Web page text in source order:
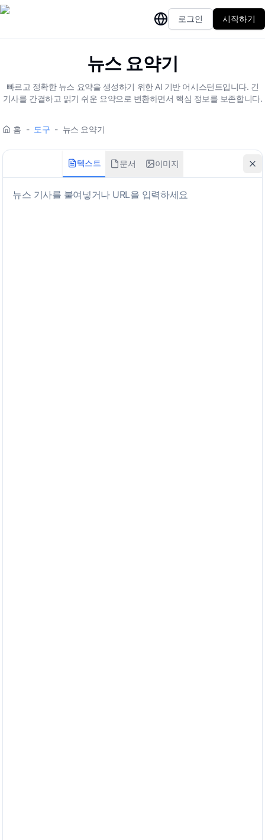
로그인 시작하기
뉴스 요약기
빠르고 정확한 뉴스 요약을 생성하기 위한 AI 기반 어시스턴트입니다. 긴
기사를 간결하고 읽기 쉬운 요약으로 변환하면서 핵심 정보를 보존합니다.
홈 - 도구 - 뉴스 요약기
텍스트 문서 이미지